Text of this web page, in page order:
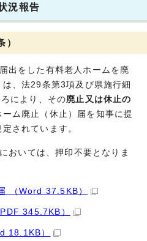
況報告
）
出をした有料老人ホームを廃
、法29条第3項及び県施行細
により、その廃止又は休止の
ーム廃止（休止）届を知事に提
されています。
おいては、押印不要となりま
（Word 37.5KB）
345.7KB）
18.1KB）